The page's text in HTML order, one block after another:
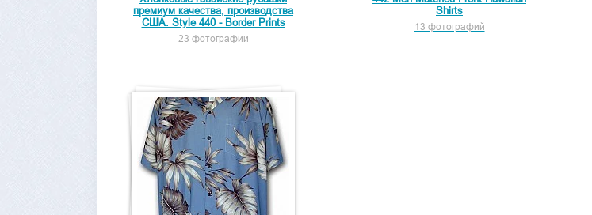
премиум качества, производства
США. Style 440 - Border Prints
23 фотографии
Shirts
13 фотографий